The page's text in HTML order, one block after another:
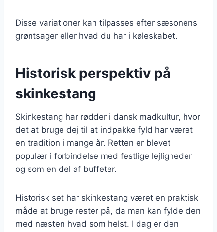
Disse variationer kan tilpasses efter sæsonens
grøntsager eller hvad du har i køleskabet.
Historisk perspektiv på
skinkestang
Skinkestang har rødder i dansk madkultur, hvor
det at bruge dej til at indpakke fyld har været
en tradition i mange år. Retten er blevet
populær i forbindelse med festlige lejligheder
og som en del af buffeter.
Historisk set har skinkestang været en praktisk
måde at bruge rester på, da man kan fylde den
med næsten hvad som helst. I dag er den